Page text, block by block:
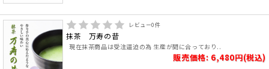
レビュー0件
抹茶 万寿の昔
現在抹茶商品は受注逼迫の為 生産が間に合っており..
販売価格: 6,480円(税込)